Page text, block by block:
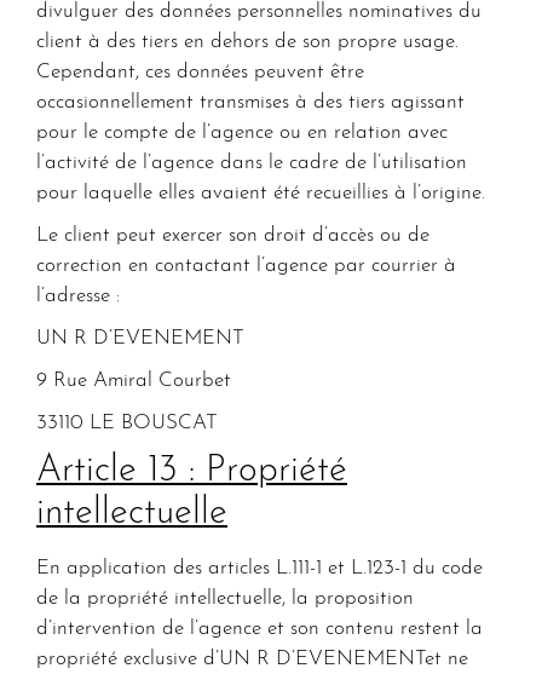
divulguer des données personnelles nominatives du
client à des tiers en dehors de son propre usage.
Cependant, ces données peuvent être
occasionnellement transmises à des tiers agissant
pour le compte de l’agence ou en relation avec
l’activité de l’agence dans le cadre de l’utilisation
pour laquelle elles avaient été recueillies à l’origine.
Le client peut exercer son droit d’accès ou de
correction en contactant l’agence par courrier à
l’adresse :
UN R D’EVENEMENT
9 Rue Amiral Courbet
33110 LE BOUSCAT
Article 13 : Propriété
intellectuelle
En application des articles L.111-1 et L.123-1 du code
de la propriété intellectuelle, la proposition
d’intervention de l’agence et son contenu restent la
propriété exclusive d’UN R D’EVENEMENTet ne